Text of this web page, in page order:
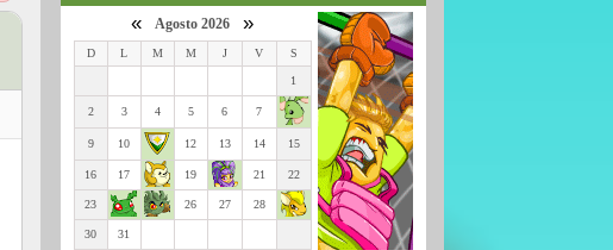
« Agosto 2026 »
D L M M J V S
1
2 3 4 5 6 7
9 10 12 13 14 15
16 17 19 21 22
23 26 27 28
30 31